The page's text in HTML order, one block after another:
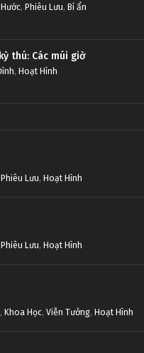
, Phiêu Lưu, Bí ẩn
thú: Các múi giờ
, Hoạt Hình
Phiêu Lưu, Hoạt Hình
Phiêu Lưu, Hoạt Hình
, Khoa Học, Viễn Tưởng, Hoạt Hình